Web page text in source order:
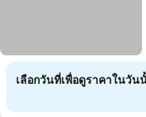
เลือกวันที่เพื่อดูราคาในวัน